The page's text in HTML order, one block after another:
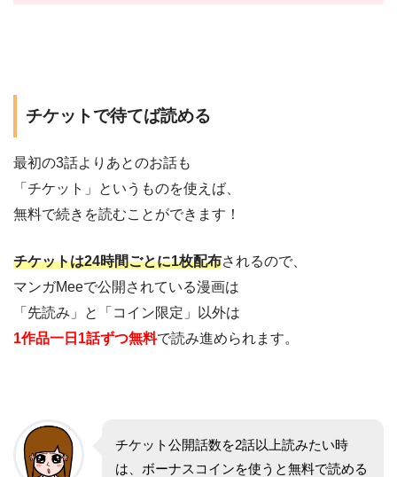
チケットで待てば読める
最初の3話よりあとのお話も
「チケット」というものを使えば、
無料で続きを読むことができます！
チケットは24時間ごとに1枚配布されるので、
マンガMeeで公開されている漫画は
「先読み」と「コイン限定」以外は
1作品一日1話ずつ無料で読み進められます。
チケット公開話数を2話以上読みたい時
は、ボーナスコインを使うと無料で読める